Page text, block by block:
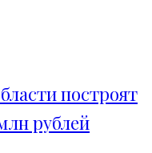
построят
рублей